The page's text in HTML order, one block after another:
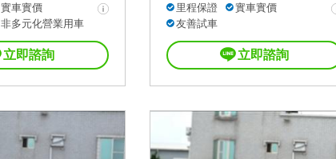
實車實價
非多元化營業用車
立即諮詢
里程保證
實車實價
友善試車
立即諮詢